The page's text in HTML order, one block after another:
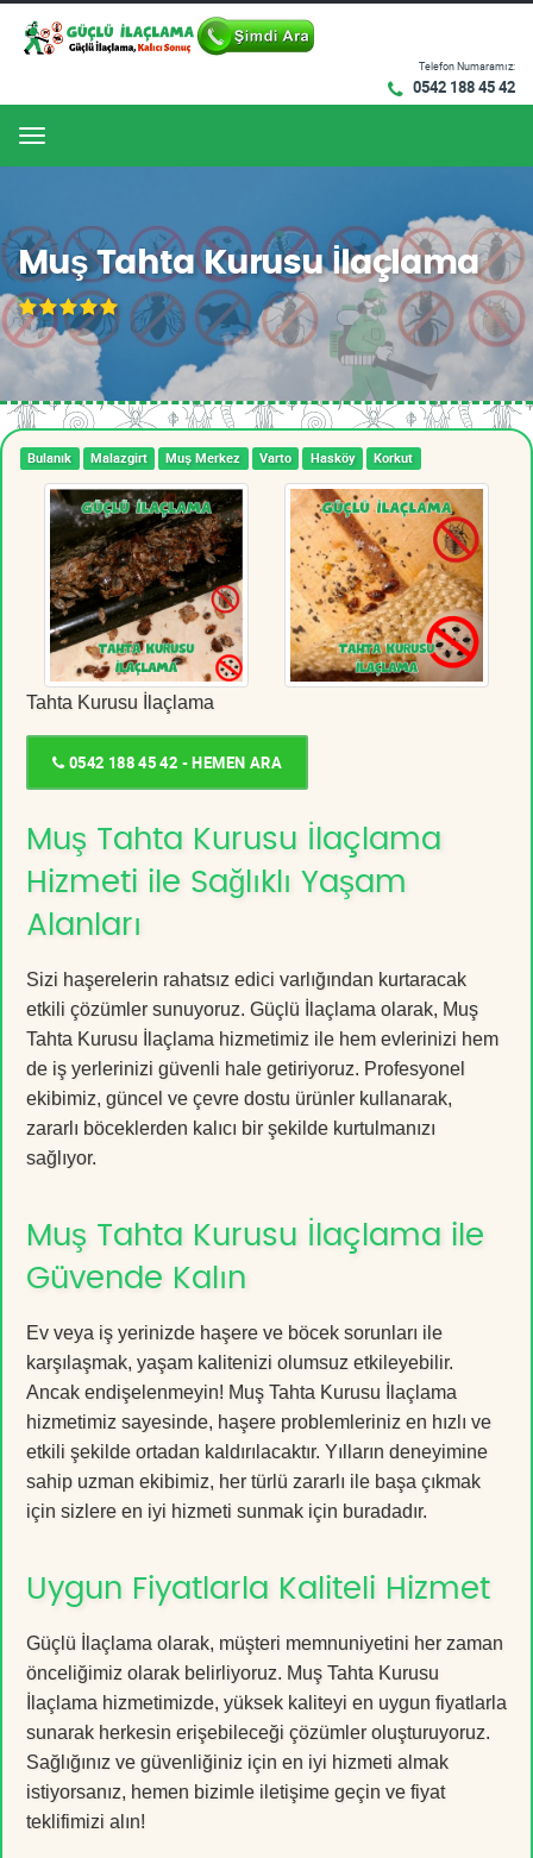
Telefon Numaramız:
0542 188 45 42
Menu
Muş Tahta Kurusu İlaçlama
Bulanık Malazgirt Muş Merkez Varto Hasköy Korkut
Tahta Kurusu İlaçlama
0542 188 45 42 - HEMEN ARA
Muş Tahta Kurusu İlaçlama
Hizmeti ile Sağlıklı Yaşam
Alanları
Sizi haşerelerin rahatsız edici varlığından kurtaracak
etkili çözümler sunuyoruz. Güçlü İlaçlama olarak, Muş
Tahta Kurusu İlaçlama hizmetimiz ile hem evlerinizi hem
de iş yerlerinizi güvenli hale getiriyoruz. Profesyonel
ekibimiz, güncel ve çevre dostu ürünler kullanarak,
zararlı böceklerden kalıcı bir şekilde kurtulmanızı
sağlıyor.
Muş Tahta Kurusu İlaçlama ile
Güvende Kalın
Ev veya iş yerinizde haşere ve böcek sorunları ile
karşılaşmak, yaşam kalitenizi olumsuz etkileyebilir.
Ancak endişelenmeyin! Muş Tahta Kurusu İlaçlama
hizmetimiz sayesinde, haşere problemleriniz en hızlı ve
etkili şekilde ortadan kaldırılacaktır. Yılların deneyimine
sahip uzman ekibimiz, her türlü zararlı ile başa çıkmak
için sizlere en iyi hizmeti sunmak için buradadır.
Uygun Fiyatlarla Kaliteli Hizmet
Güçlü İlaçlama olarak, müşteri memnuniyetini her zaman
önceliğimiz olarak belirliyoruz. Muş Tahta Kurusu
İlaçlama hizmetimizde, yüksek kaliteyi en uygun fiyatlarla
sunarak herkesin erişebileceği çözümler oluşturuyoruz.
Sağlığınız ve güvenliğiniz için en iyi hizmeti almak
istiyorsanız, hemen bizimle iletişime geçin ve fiyat
teklifimizi alın!